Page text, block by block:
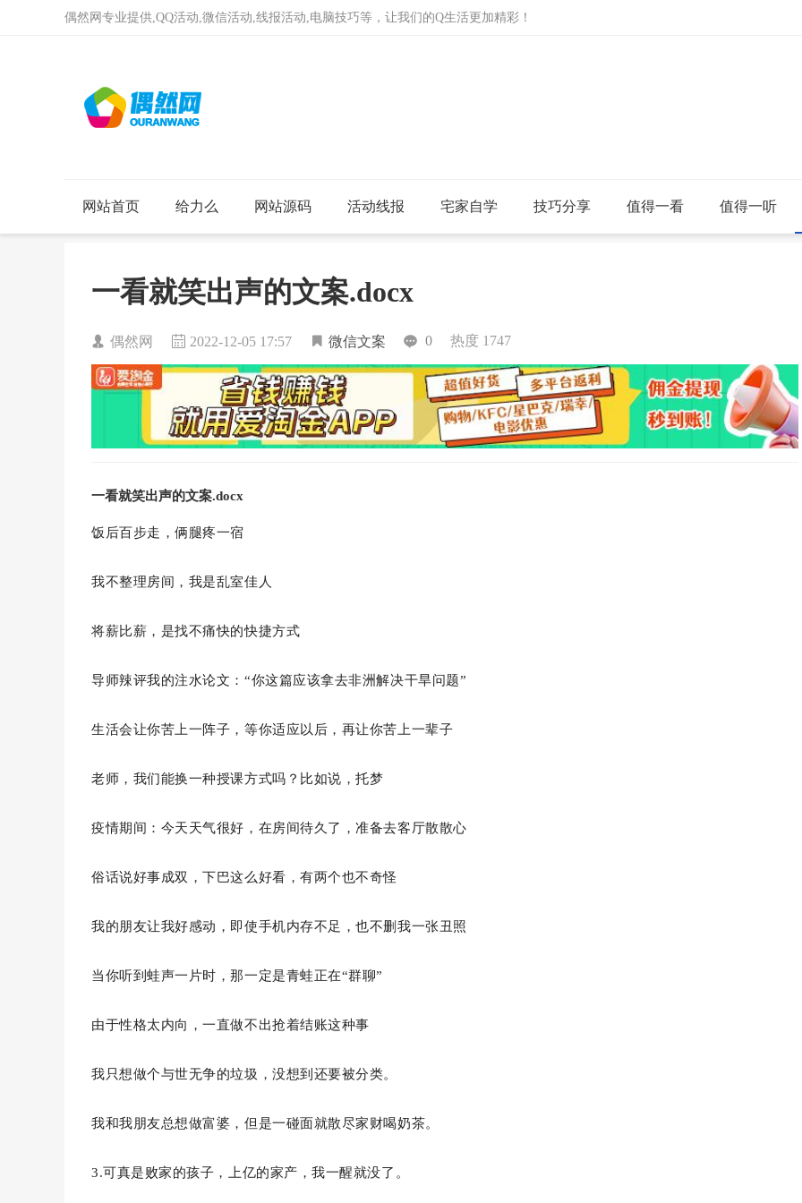
偶然网专业提供,QQ活动,微信活动,线报活动,电脑技巧等，让我们的Q生活更加精彩！
网站首页 给力么 网站源码 活动线报 宅家自学 技巧分享 值得一看 值得一听
一看就笑出声的文案.docx
偶然网 2022-12-05 17:57 微信文案 0 热度 1747
一看就笑出声的文案.docx
饭后百步走，俩腿疼一宿
我不整理房间，我是乱室佳人
将薪比薪，是找不痛快的快捷方式
导师辣评我的注水论文：“你这篇应该拿去非洲解决干旱问题”
生活会让你苦上一阵子，等你适应以后，再让你苦上一辈子
老师，我们能换一种授课方式吗？比如说，托梦
疫情期间：今天天气很好，在房间待久了，准备去客厅散散心
俗话说好事成双，下巴这么好看，有两个也不奇怪
我的朋友让我好感动，即使手机内存不足，也不删我一张丑照
当你听到蛙声一片时，那一定是青蛙正在“群聊”
由于性格太内向，一直做不出抢着结账这种事
我只想做个与世无争的垃圾，没想到还要被分类。
我和我朋友总想做富婆，但是一碰面就散尽家财喝奶茶。
3.可真是败家的孩子，上亿的家产，我一醒就没了。